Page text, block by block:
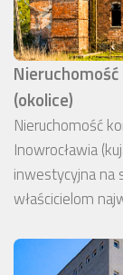
(okolice)
Nieruchomość
Inowrocławia
inwestycyjna na
właścicielom